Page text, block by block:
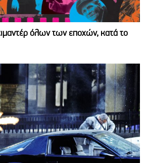
όλων των εποχών, κατά το